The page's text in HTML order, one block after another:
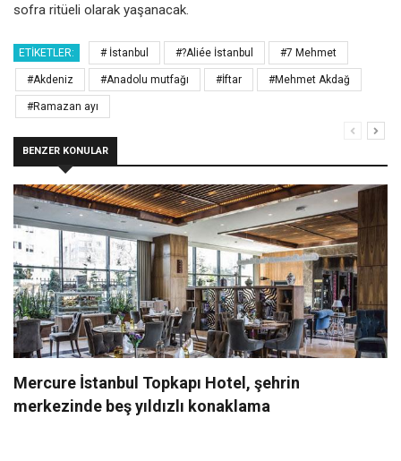
sofra ritüeli olarak yaşanacak.
ETIKETLER: # İstanbul #?Aliée İstanbul #7 Mehmet
#Akdeniz #Anadolu mutfağı #İftar #Mehmet Akdağ
#Ramazan ayı
BENZER KONULAR
Mercure İstanbul Topkapı Hotel, şehrin
merkezinde beş yıldızlı konaklama